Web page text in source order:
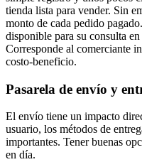
tienda lista para vender. Sin
monto de cada pedido
disponible para su consulta
Corresponde al comerciante
costo-beneficio.
Pasarela de envío y
El envío tiene un impacto
usuario, los métodos de
importantes. Tener buenas
en día.